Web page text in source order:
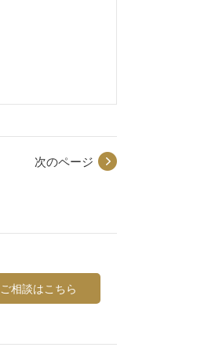
次のページ
ご相談はこちら